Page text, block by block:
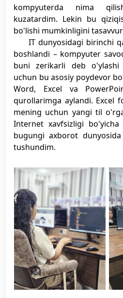
kompyuterda nima
kuzatardim. Lekin bu
bo'lishi mumkinligini
IT dunyosidagi birinchi
boshlandi – kompyuter
buni zerikarli deb
uchun bu asosiy poydevor
Word, Excel va
qurollarimga aylandi. Excel
mening uchun yangi til
Internet xavfsizligi
bugungi axborot
tushundim.